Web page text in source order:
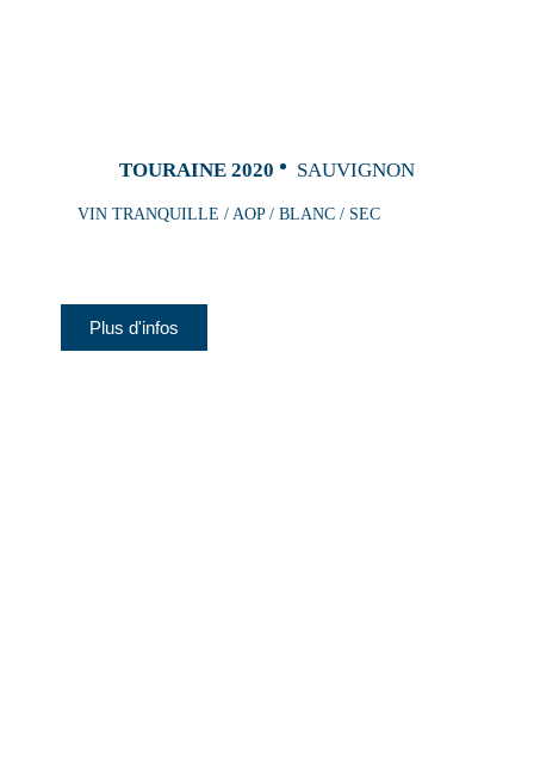
TOURAINE 2020 SAUVIGNON
VIN TRANQUILLE / AOP / BLANC / SEC
Plus d'infos